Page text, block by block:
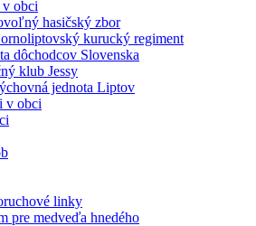
v obci
hasičský zbor
kurucký regiment
dôchodcov Slovenska
klub Jessy
jednota Liptov
v obci
linky
pre medveďa hnedého